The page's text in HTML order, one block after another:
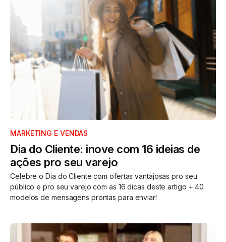
MARKETING E VENDAS
Dia do Cliente: inove com 16 ideias de
ações pro seu varejo
Celebre o Dia do Cliente com ofertas vantajosas pro seu
público e pro seu varejo com as 16 dicas deste artigo + 40
modelos de mensagens prontas para enviar!